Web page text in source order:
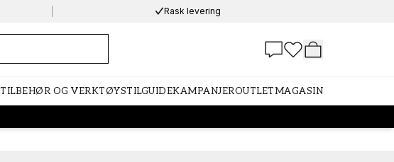
Rask levering
TILBEHØR OG VERKTØYSTILGUIDEKAMPANJEROUTLETMAGASIN